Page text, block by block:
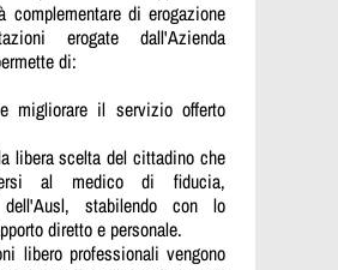
complementare di erogazione
erogate dall'Azienda
di:
migliorare il servizio offerto
libera scelta del cittadino che
al medico di fiducia,
dell'Ausl, stabilendo con lo
diretto e personale.
libero professionali vengono